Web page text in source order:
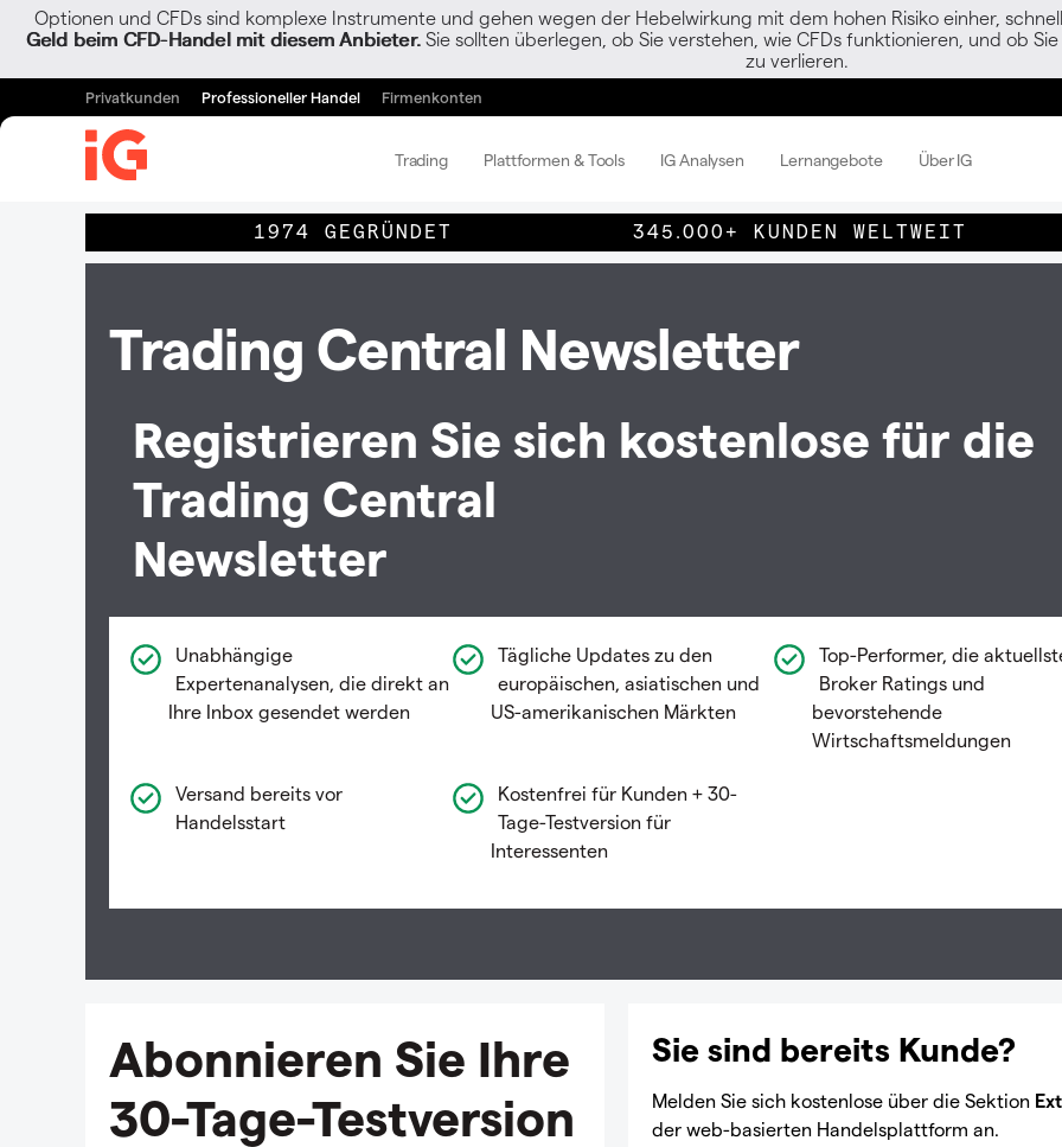
Optionen und CFDs sind komplexe Instrumente und gehen wegen der Hebelwirkung mit dem hohen Risiko einher,
Geld beim CFD-Handel mit diesem Anbieter. Sie sollten überlegen, ob Sie verstehen, wie CFDs funktionieren, und ob
zu verlieren.
Privatkunden Professioneller Handel Firmenkonten
Trading Plattformen & Tools IG Analysen Lernangebote Über IG
1974 GEGRÜNDET 345.000+ KUNDEN WELTWEIT
Trading Central Newsletter
Registrieren Sie sich kostenlose für die
Trading Central
Newsletter
Unabhängige
Expertenanalysen, die direkt an
Ihre Inbox gesendet werden
Tägliche Updates zu den
europäischen, asiatischen und
US-amerikanischen Märkten
Top-Performer, die
Broker Ratings und
bevorstehende
Wirtschaftsmeldungen
Versand bereits vor
Handelsstart
Kostenfrei für Kunden + 30-
Tage-Testversion für
Interessenten
Abonnieren Sie Ihre
30-Tage-Testversion
Sie sind bereits Kunde?
Melden Sie sich kostenlose über die Sektion
der web-basierten Handelsplattform an.